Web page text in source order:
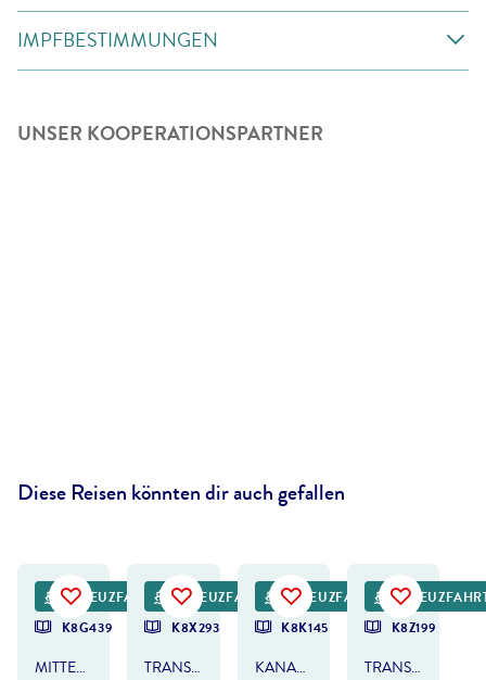
IMPFBESTIMMUNGEN
UNSER KOOPERATIONSPARTNER
Diese Reisen könnten dir auch gefallen
KREUZFAHRT
K8G439
MITTELMEER - ITALIEN & MALTA
KREUZFAHRT
K8X293
TRANSATLANTIK
KREUZFAHRT
K8K145
KANAREN & MADEIRA
K8Z199
TRANSAFRIKA